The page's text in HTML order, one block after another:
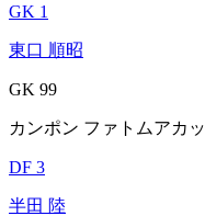
GK 1
東口 順昭
GK 99
カンポン ファトムアカ
DF 3
半田 陸